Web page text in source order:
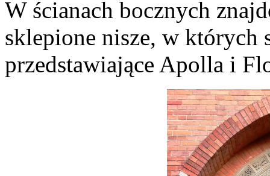
W ścianach bocznych
sklepione nisze, w których
przedstawiające Apolla i